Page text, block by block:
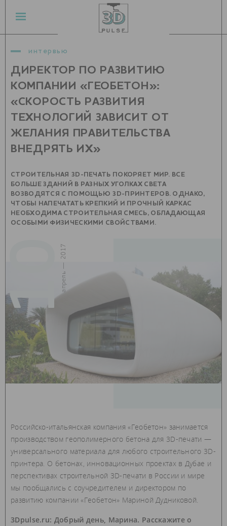
интервью
ДИРЕКТОР ПО РАЗВИТИЮ
КОМПАНИИ «ГЕОБЕТОН»:
«СКОРОСТЬ РАЗВИТИЯ
ТЕХНОЛОГИЙ ЗАВИСИТ ОТ
ЖЕЛАНИЯ ПРАВИТЕЛЬСТВА
ВНЕДРЯТЬ ИХ»
СТРОИТЕЛЬНАЯ 3D-ПЕЧАТЬ ПОКОРЯЕТ МИР. ВСЕ
БОЛЬШЕ ЗДАНИЙ В РАЗНЫХ УГОЛКАХ СВЕТА
ВОЗВОДЯТСЯ С ПОМОЩЬЮ 3D-ПРИНТЕРОВ. ОДНАКО,
ЧТОБЫ НАПЕЧАТАТЬ КРЕПКИЙ И ПРОЧНЫЙ КАРКАС
НЕОБХОДИМА СТРОИТЕЛЬНАЯ СМЕСЬ, ОБЛАДАЮЩАЯ
ОСОБЫМИ ФИЗИЧЕСКИМИ СВОЙСТВАМИ.
10
апрель — 2017
Российско-итальянская компания «Геобетон» занимается
производством геополимерного бетона для 3D-печати —
универсального материала для любого строительного 3D-
принтера. О бетонах, инновационных проектах в Дубае и
перспективах строительной 3D-печати в России и мире
мы пообщались с соучредителем и директором по
развитию компании «Геобетон» Мариной Дудниковой.
3Dpulse.ru: Добрый день, Марина. Расскажите о